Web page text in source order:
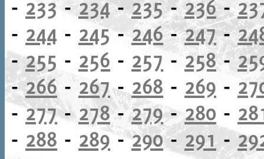
- 233 -234- 235-236-
- 244 - 245-246-247-
-255 - 256 - 257 - 258-
-266 - 267- 268 - 269 -
-277-278-279-280 -
- 288 - 289-290-291 -